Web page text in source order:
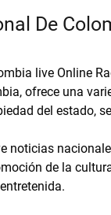
De
live Online
ofrece una
del estado,
noticias
de la